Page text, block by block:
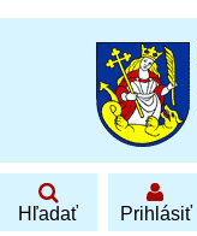
Hľadať Prihlásiť